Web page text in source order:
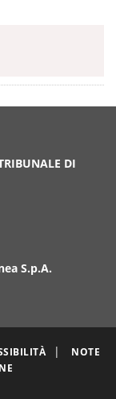
DI
S.p.A.
|
NOTE